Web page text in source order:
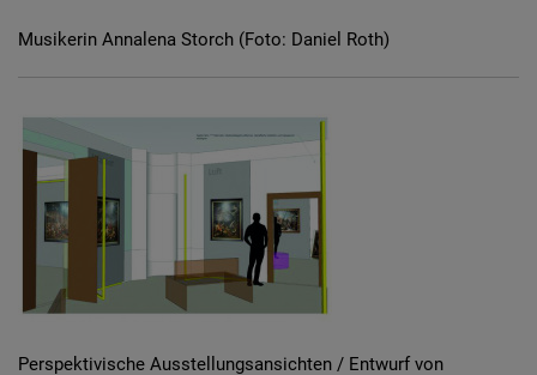
Musikerin Annalena Storch (Foto: Daniel Roth)
Perspektivische Ausstellungsansichten / Entwurf von